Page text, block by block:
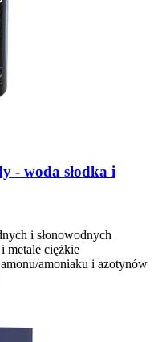
-​ woda słodka i
i słonowodnych
metale ciężkie
amoniaku i azotynów